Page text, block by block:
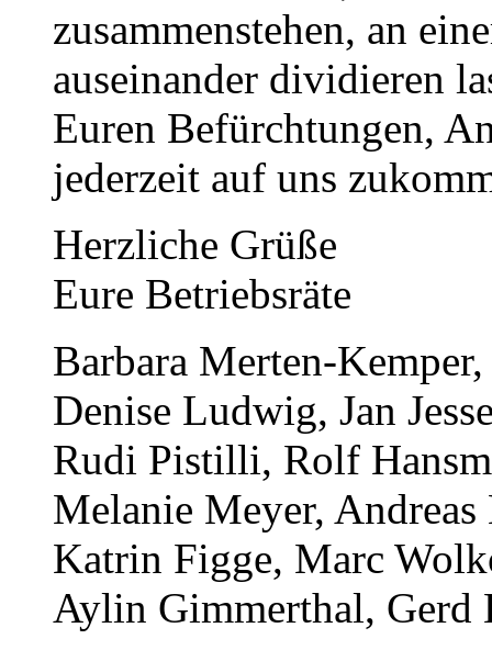
zusammenstehen, an
auseinander dividieren
Euren Befürchtungen,
jederzeit auf uns
Herzliche Grüße
Eure Betriebsräte
Barbara Merten-
Denise Ludwig, Jan
Rudi Pistilli, Rolf
Melanie Meyer,
Katrin Figge, Marc
Aylin Gimmerthal, Gerd